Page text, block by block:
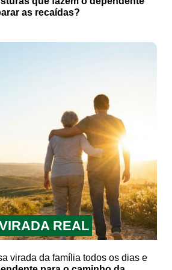
as recaídas?
REAL
virada da família todos os dias e